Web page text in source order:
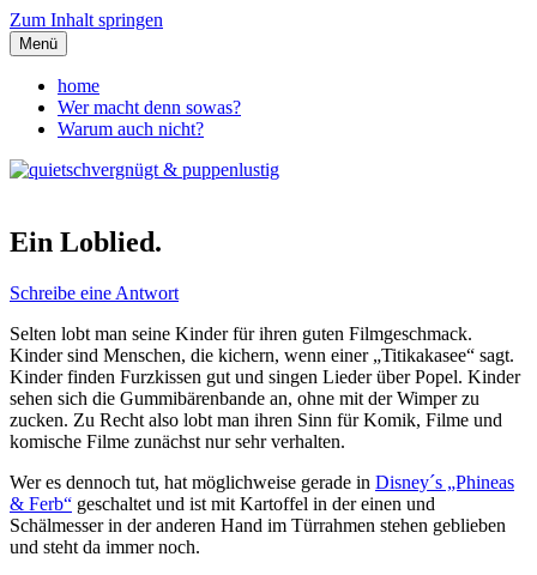
Zum Inhalt springen
quietschvergnügt &
puppenlustig
Menü
home
Wer macht denn sowas?
Warum auch nicht?
Ein Loblied.
Schreibe eine Antwort
Selten lobt man seine Kinder für ihren guten Filmgeschmack.
Kinder sind Menschen, die kichern, wenn einer „Titikakasee“ sagt.
Kinder finden Furzkissen gut und singen Lieder über Popel. Kinder
sehen sich die Gummibärenbande an, ohne mit der Wimper zu
zucken. Zu Recht also lobt man ihren Sinn für Komik, Filme und
komische Filme zunächst nur sehr verhalten.
Wer es dennoch tut, hat möglichweise gerade in Disney´s „Phineas
& Ferb“ geschaltet und ist mit Kartoffel in der einen und
Schälmesser in der anderen Hand im Türrahmen stehen geblieben
und steht da immer noch.